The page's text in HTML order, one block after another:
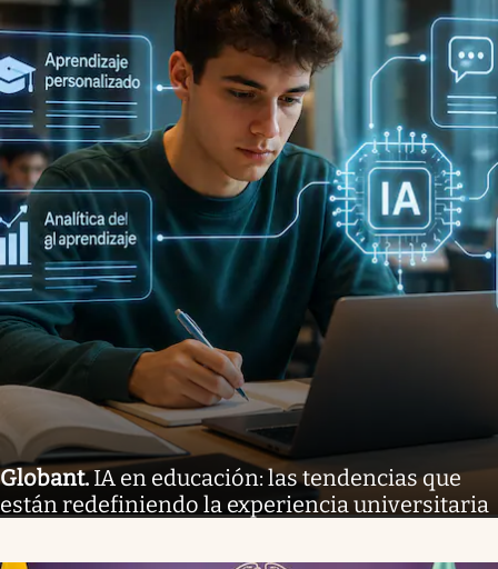
Globant.IA en educación: las tendencias que
están redefiniendo la experiencia universitaria